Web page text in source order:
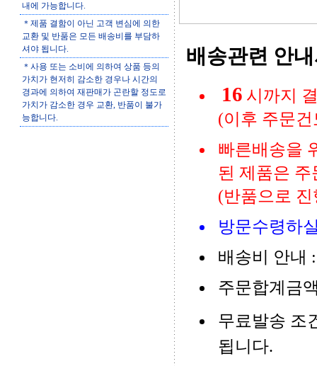
내에 가능합니다.
＊제품 결함이 아닌 고객 변심에 의한
교환 및 반품은 모든 배송비를 부담하
셔야 됩니다.
＊사용 또는 소비에 의하여 상품 등의
가치가 현저히 감소한 경우나 시간의
경과에 의하여 재판매가 곤란할 정도로
가치가 감소한 경우 교환, 반품이 불가
능합니다.
배송관련 안
16 시까지
(이후 주문
빠른배송을
된 제품은
(반품으로 진
방문수령하
배송비 안내
주문합계금
무료발송 조
됩니다.